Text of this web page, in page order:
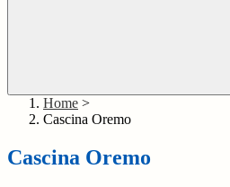
Home >
Cascina Oremo
Cascina Oremo